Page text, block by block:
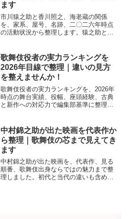
ます
市川猿之助と香川照之、海老蔵の関係
を、家系、屋号、名跡、二〇二六年時点
の活動状況から整理します。猿之助と中
で、歌舞伎初心者にも混同しにくい順で
やさしく解説します。記事を読み終える
ころには三人の立ち位置が一度で整理で
きます。
歌舞伎役者の実力ランキングを
2026年目線で整理｜違いの見方
を整えませんか！
歌舞伎役者の実力ランキングを、2026年
時点の舞台実績、役幅、座頭経験、古典
と新作への対応力で編集部基準に整理し
で、世話物や女方の見方も含めて一気に
分かります。観劇前に迷わない軸が手に
入ります。
中村錦之助が出た映画を代表作か
ら整理｜歌舞伎の芯まで見えてき
ます
中村錦之助が出た映画を、代表作、見る
順番、歌舞伎出身ならではの魅力まで整
理しました。初代と当代の違いも含め